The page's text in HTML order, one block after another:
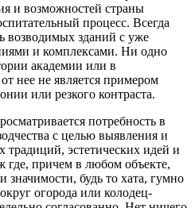
и возможностей страны
процесс. Всегда
возводимых зданий с уже
и комплексами. Ни одно
академии или в
нее не является примером
или резкого контраста.
потребность в
с целью выявления и
традиций, эстетических идей и
причем в любом объекте,
значимости, будь то хата, гумно
огорода или колодец-